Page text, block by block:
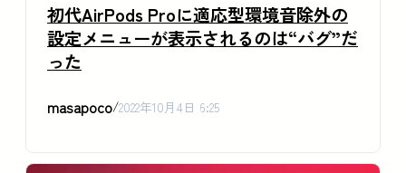
初代AirPods Proに適応型環境音除外の
設定メニューが表示されるのは“バグ”だ
った
masapoco/2022年10月4日 6:25